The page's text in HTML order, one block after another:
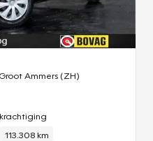
Ammers (ZH)
113.308 km